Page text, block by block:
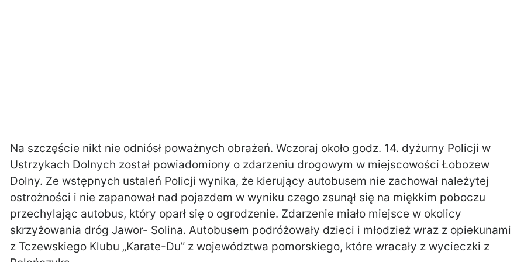
Na szczęście nikt nie odniósł poważnych obrażeń. Wczoraj około godz. 14. dyżurny Policji w
Ustrzykach Dolnych został powiadomiony o zdarzeniu drogowym w miejscowości Łobozew
Dolny. Ze wstępnych ustaleń Policji wynika, że kierujący autobusem nie zachował należytej
ostrożności i nie zapanował nad pojazdem w wyniku czego zsunął się na miękkim poboczu
przechylając autobus, który oparł się o ogrodzenie. Zdarzenie miało miejsce w okolicy
skrzyżowania dróg Jawor- Solina. Autobusem podróżowały dzieci i młodzież wraz z opiekunami
z Tczewskiego Klubu „Karate-Du” z województwa pomorskiego, które wracały z wycieczki z